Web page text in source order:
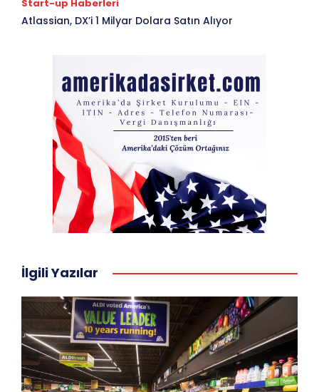
Start-up Haberleri
Atlassian, DX’i 1 Milyar Dolara Satın Alıyor
İlgili Yazılar